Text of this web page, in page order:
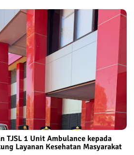
TJSL 1 Unit Ambulance kepada
Layanan Kesehatan Masyarakat